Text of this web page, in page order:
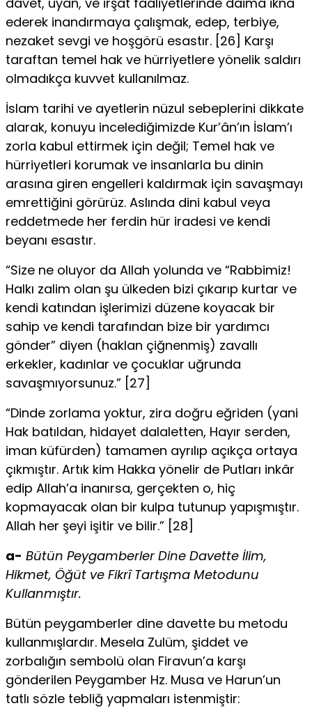
ederek inandırmaya çalışmak, edep, terbiye,
nezaket sevgi ve hoşgörü esastır. [26] Karşı
taraftan temel hak ve hürriyetlere yönelik saldırı
olmadıkça kuvvet kullanılmaz.
İslam tarihi ve ayetlerin nüzul sebeplerini dikkate
alarak, konuyu incelediğimizde Kur’ân’ın İslam’ı
zorla kabul ettirmek için değil; Temel hak ve
hürriyetleri korumak ve insanlarla bu dinin
arasına giren engelleri kaldırmak için savaşmayı
emrettiğini görürüz. Aslında dini kabul veya
reddetmede her ferdin hür iradesi ve kendi
beyanı esastır.
“Size ne oluyor da Allah yolunda ve “Rabbimiz!
Halkı zalim olan şu ülkeden bizi çıkarıp kurtar ve
kendi katından işlerimizi düzene koyacak bir
sahip ve kendi tarafından bize bir yardımcı
gönder” diyen (haklan çiğnenmiş) zavallı
erkekler, kadınlar ve çocuklar uğrunda
savaşmıyorsunuz.” [27]
“Dinde zorlama yoktur, zira doğru eğriden (yani
Hak batıldan, hidayet dalaletten, Hayır serden,
iman küfürden) tamamen ayrılıp açıkça ortaya
çıkmıştır. Artık kim Hakka yönelir de Putları inkâr
edip Allah’a inanırsa, gerçekten o, hiç
kopmayacak olan bir kulpa tutunup yapışmıştır.
Allah her şeyi işitir ve bilir.” [28]
a- Bütün Peygamberler Dine Davette İlim,
Hikmet, Öğüt ve Fikrî Tartışma Metodunu
Kullanmıştır.
Bütün peygamberler dine davette bu metodu
kullanmışlardır. Mesela Zulüm, şiddet ve
zorbalığın sembolü olan Firavun’a karşı
gönderilen Peygamber Hz. Musa ve Harun’un
tatlı sözle tebliğ yapmaları istenmiştir: